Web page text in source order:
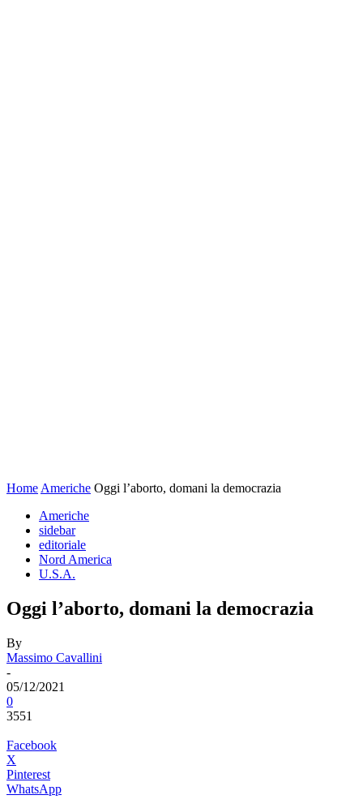
Home Americhe Oggi l’aborto, domani la democrazia
Americhe
sidebar
editoriale
Nord America
U.S.A.
Oggi l’aborto, domani la democrazia
By
Massimo Cavallini
-
05/12/2021
0
3551
Facebook
X
Pinterest
WhatsApp